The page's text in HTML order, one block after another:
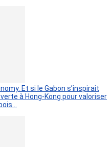
Et si le Gabon s’inspirait
à Hong-Kong pour valoriser